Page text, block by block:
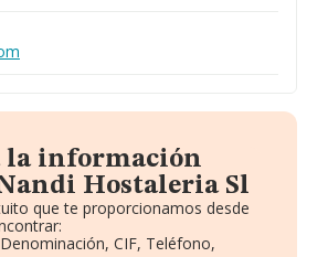
la información
Hostaleria Sl
que te proporcionamos desde
CIF, Teléfono,